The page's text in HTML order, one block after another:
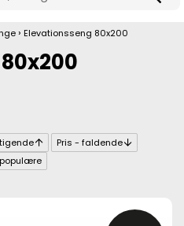
› Elevationsseng 80x200
Pris - faldende